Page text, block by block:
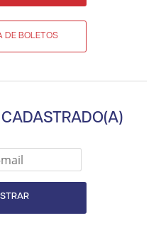
DE BOLETOS